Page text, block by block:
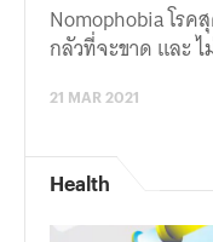
Nomophobia โร
กลัวที่จะขาด และ
21 MAR 2021
Health